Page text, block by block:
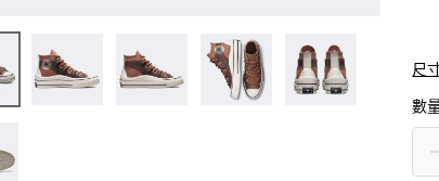
尺
數